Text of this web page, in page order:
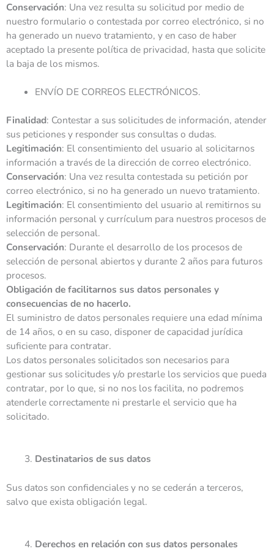
Conservación: Una vez resulta su solicitud por medio de
nuestro formulario o contestada por correo electrónico, si no
ha generado un nuevo tratamiento, y en caso de haber
aceptado la presente política de privacidad, hasta que solicite
la baja de los mismos.
ENVÍO DE CORREOS ELECTRÓNICOS.
Finalidad: Contestar a sus solicitudes de información, atender
sus peticiones y responder sus consultas o dudas.
Legitimación: El consentimiento del usuario al solicitarnos
información a través de la dirección de correo electrónico.
Conservación: Una vez resulta contestada su petición por
correo electrónico, si no ha generado un nuevo tratamiento.
Legitimación: El consentimiento del usuario al remitirnos su
información personal y currículum para nuestros procesos de
selección de personal.
Conservación: Durante el desarrollo de los procesos de
selección de personal abiertos y durante 2 años para futuros
procesos.
Obligación de facilitarnos sus datos personales y
consecuencias de no hacerlo.
El suministro de datos personales requiere una edad mínima
de 14 años, o en su caso, disponer de capacidad jurídica
suficiente para contratar.
Los datos personales solicitados son necesarios para
gestionar sus solicitudes y/o prestarle los servicios que pueda
contratar, por lo que, si no nos los facilita, no podremos
atenderle correctamente ni prestarle el servicio que ha
solicitado.
Destinatarios de sus datos
Sus datos son confidenciales y no se cederán a terceros,
salvo que exista obligación legal.
Derechos en relación con sus datos personales